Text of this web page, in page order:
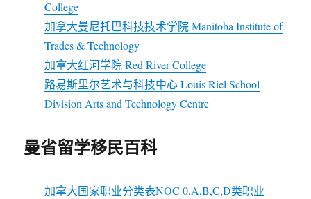
College
加拿大曼尼托巴科技技术学院 Manitoba Institute of
Trades & Technology
加拿大红河学院 Red River College
路易斯里尔艺术与科技中心 Louis Riel School
Division Arts and Technology Centre
曼省留学移民百科
加拿大国家职业分类表NOC 0,A,B,C,D类职业